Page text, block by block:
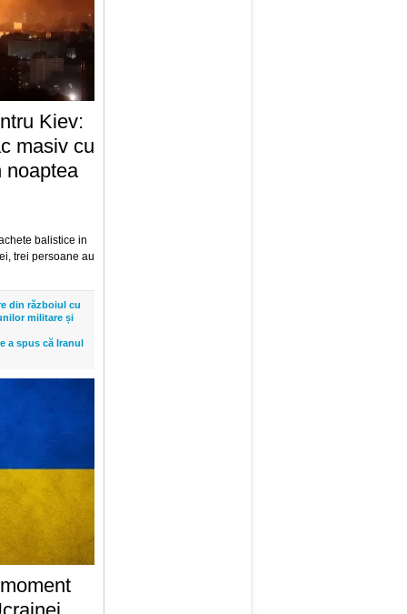
Kiev:
masiv cu
noaptea
balistice in
trei persoane au
din războiul cu
militare și
a spus că Iranul